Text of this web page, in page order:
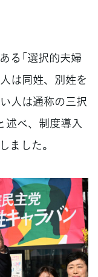
る「選択的夫婦
は同姓、別姓を
人は通称の三択
述べ、制度導入
ました。